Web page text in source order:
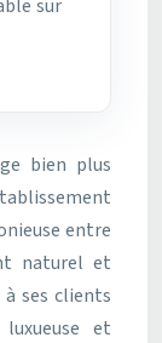
sur
bien plus
entre
naturel et
ses clients
et